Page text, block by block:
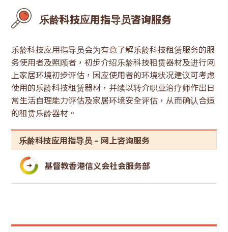
乐龄科技应用指导员咨询服务
乐龄科技应用指导员会为有意了解乐龄科技租赁服务的服
务使用者及照顾者，初步介绍乐龄科技租赁器材及进行网
上家居环境初步评估，因应使用者的环境状况建议可考虑
使用的乐龄科技租赁器材，并续以转介职业治疗师作出日
常生活自理能力评估及家居环境安全评估，从而确认合适
的租赁乐龄器材。
乐龄科技应用指导员 – 网上咨询服务
基督教香港信义会社会服务部